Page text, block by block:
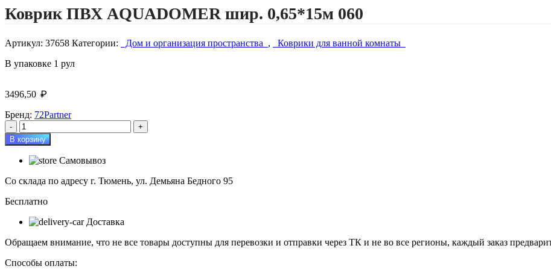
Коврик ПВХ AQUADOMER шир. 0,65*15м 060
Артикул: 37658 Категории: Дом и организация пространства ,
Коврики для ванной комнаты
В упаковке 1 рул
3496,50 ₽
Бренд: 72Partner
Количество
товара
Коврик
ПВХ
AQUADOMER
шир.
060
В корзину
Самовывоз
Со склада по адресу г. Тюмень, ул. Демьяна Бедного 95
Бесплатно
Доставка
Обращаем внимание, что не все товары доступны для перевозки и отправки через ТК и не во все регионы, каждый заказ
Способы оплаты: